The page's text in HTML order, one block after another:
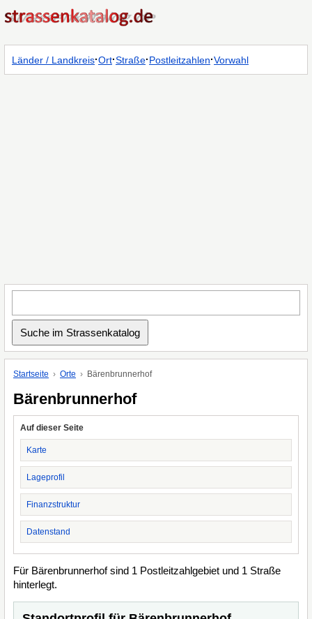
Länder / Landkreis·Ort·Straße·Postleitzahlen·Vorwahl
Startseite Orte Bärenbrunnerhof
Bärenbrunnerhof
Auf dieser Seite
Karte
Lageprofil
Finanzstruktur
Datenstand
Für Bärenbrunnerhof sind 1 Postleitzahlgebiet und 1 Straße
hinterlegt.